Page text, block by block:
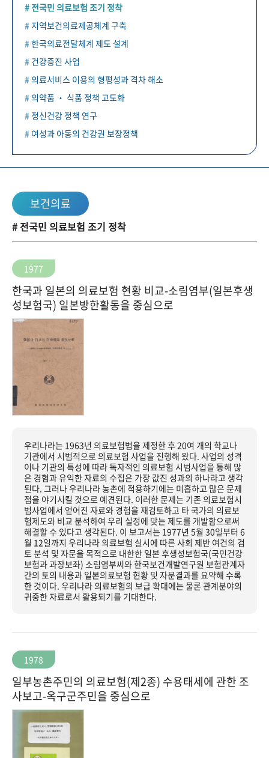
# 전국민 의료보험 조기 정착
# 지역보건의료제공체계 구축
# 한국의료전달체계 제도 설계
# 건강증진 사업
# 의료서비스 이용의 형평성과 격차 해소
# 의약품 ‧ 식품 정책 고도화
# 정신건강 정책 연구
# 여성과 아동의 건강권 보장정책
보건의료
# 전국민 의료보험 조기 정착
1977
한국과 일본의 의료보험 현황 비교-소림염부(일본후생
성보험국) 일본방한활동을 중심으로
우리나라는 1963년 의료보험법을 제정한 후 20여 개의 학교나
기관에서 시범적으로 의료보험 사업을 진행해 왔다. 사업의 성격
이나 기관의 특성에 따라 독자적인 의료보험 시범사업을 통해 많
은 경험과 유익한 자료의 수집은 가장 값진 성과의 하나라고 생각
된다. 그러나 우리나라 농촌에 적용하기에는 미흡하고 많은 문제
점을 야기시킬 것으로 예견된다. 이러한 문제는 기존 의료보험시
범사업에서 얻어진 자료와 경험을 재검토하고 타 국가의 의료보
험제도와 비교 분석하여 우리 실정에 맞는 제도를 개발함으로써
해결할 수 있다고 생각된다. 이 보고서는 1977년 5월 30일부터 6
월 12일까지 우리나라 의료보험 실시에 따른 사회 제반 여건의 검
토 분석 및 자문을 목적으로 내한한 일본 후생성보험국(국민건강
보험과 과장보좌) 소림염부씨와 한국보건개발연구원 보험관계자
간의 토의 내용과 일본의료보험 현황 및 자문결과를 요약해 수록
한 것이다. 우리나라 의료보험의 보급 확대에는 물론 관계분야의
귀중한 자료로서 활용되기를 기대한다.
1978
일부농촌주민의 의료보험(제2종) 수용태세에 관한 조
사보고-옥구군주민을 중심으로